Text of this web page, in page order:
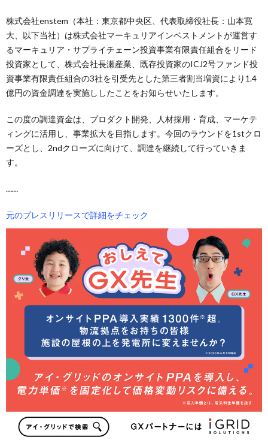
株式会社enstem（本社：東京都中央区、代表取締役社長：山本寛
大、以下当社）は株式会社マーキュリアインベストメントが運営す
るマーキュリア・サプライチェーン投資事業有限責任組合をリード
投資家として、株式会社長瀬産業、既存投資家のICJ2号ファンド投
資事業有限責任組合の3社を引受先とした第三者割当増資により1.4
億円の資金調達を実施ししたことをお知らせいたします。
この度の調達資金は、プロダクト開発、人材採用・育成、マーケテ
ィングに活用し、事業拡大を目指します。今回のラウンドを1stクロ
ーズとし、2ndクローズに向けて、調達を継続して行っていきま
す。
……
元のプレスリリースで詳細をチェック